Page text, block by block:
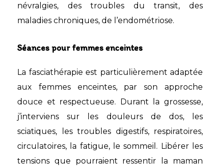
névralgies, des troubles du transit, des
maladies chroniques, de l’endométriose.
Séances pour femmes enceintes
La fasciathérapie est particulièrement adaptée
aux femmes enceintes, par son approche
douce et respectueuse. Durant la grossesse,
j’interviens sur les douleurs de dos, les
sciatiques, les troubles digestifs, respiratoires,
circulatoires, la fatigue, le sommeil. Libérer les
tensions que pourraient ressentir la maman